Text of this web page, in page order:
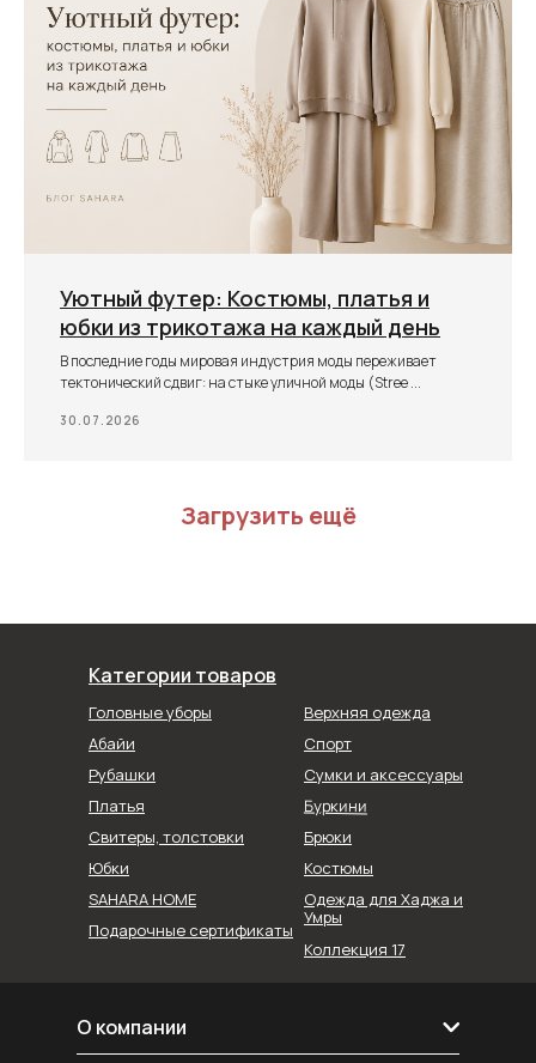
Уютный футер: Костюмы, платья и
юбки из трикотажа на каждый день
В последние годы мировая индустрия моды переживает
тектонический сдвиг: на стыке уличной моды (Stree ...
30.07.2026
Загрузить ещё
Категории товаров
Головные уборы
Абайи
Рубашки
Коллекция 17
Спорт
Верхняя одежда
Сумки и аксессуары
Юбки
Брюки
SAHARA HOME
Платья
Свитеры, толстовки
Буркини
Костюмы
Подарочные сертификаты
Одежда для Хаджа и
Умры
О компании